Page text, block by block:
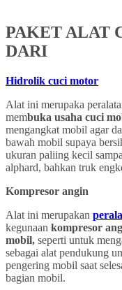
PAKET ALAT
DARI
Hidrolik cuci motor
Alat ini merupaka
membuka usaha cuci
mengangkat mobil agar
bawah mobil supaya
ukuran paliing kecil
alphard, bahkan truk
Kompresor angin
Alat ini merupakan
kegunaan kompresor
mobil, seperti untuk
sebagai alat pendukung
pengering mobil saat
bagian mobil.